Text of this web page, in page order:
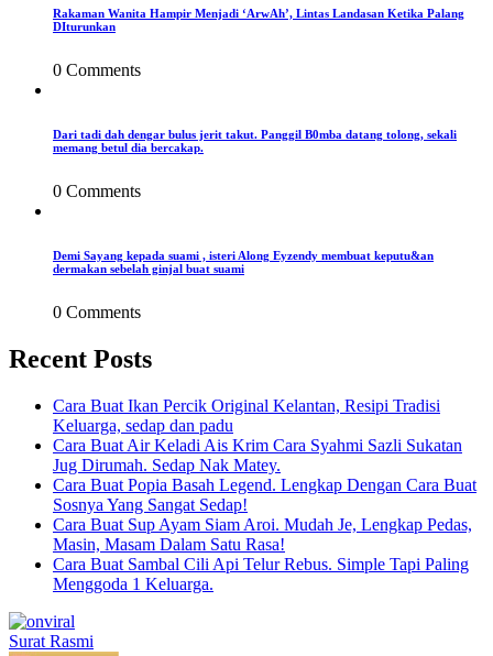
Rakaman Wanita Hampir Menjadi ‘ArwAh’, Lintas Landasan Ketika Palang
DIturunkan
0 Comments
Dari tadi dah dengar bulus jerit takut. Panggil B0mba datang tolong, sekali
memang betul dia bercakap.
0 Comments
Demi Sayang kepada suami , isteri Along Eyzendy membuat keputu&an
dermakan sebelah ginjal buat suami
0 Comments
Recent Posts
Cara Buat Ikan Percik Original Kelantan, Resipi Tradisi
Keluarga, sedap dan padu
Cara Buat Air Keladi Ais Krim Cara Syahmi Sazli Sukatan
Jug Dirumah. Sedap Nak Matey.
Cara Buat Popia Basah Legend. Lengkap Dengan Cara Buat
Sosnya Yang Sangat Sedap!
Cara Buat Sup Ayam Siam Aroi. Mudah Je, Lengkap Pedas,
Masin, Masam Dalam Satu Rasa!
Cara Buat Sambal Cili Api Telur Rebus. Simple Tapi Paling
Menggoda 1 Keluarga.
Surat Rasmi